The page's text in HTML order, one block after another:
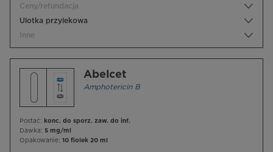
Ceny/refundacja
Ulotka przylekowa
Inne
Abelcet
Amphotericin B
Postać: konc. do sporz. zaw. do inf.
Dawka: 5 mg/ml
Opakowanie: 10 fiolek 20 ml